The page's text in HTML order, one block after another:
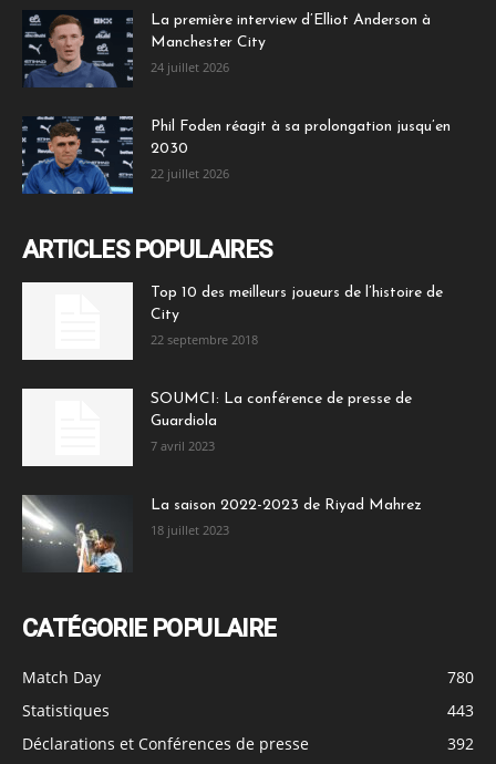
La première interview d’Elliot Anderson à
Manchester City
24 juillet 2026
Phil Foden réagit à sa prolongation jusqu’en
2030
22 juillet 2026
ARTICLES POPULAIRES
Top 10 des meilleurs joueurs de l’histoire de
City
22 septembre 2018
SOUMCI: La conférence de presse de
Guardiola
7 avril 2023
La saison 2022-2023 de Riyad Mahrez
18 juillet 2023
CATÉGORIE POPULAIRE
Match Day
780
Statistiques
443
Déclarations et Conférences de presse
392